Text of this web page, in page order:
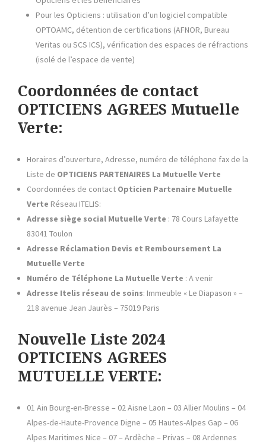
Pour les Opticiens : utilisation d’un logiciel compatible
OPTOAMC, détention de certifications (AFNOR, Bureau
Veritas ou SCS ICS), vérification des espaces de réfractions
(isolé de l’espace de vente)
Coordonnées de contact
OPTICIENS AGREES Mutuelle
Verte:
Horaires d’ouverture, Adresse, numéro de téléphone fax de la
Liste de OPTICIENS PARTENAIRES La Mutuelle Verte
Coordonnées de contact Opticien Partenaire Mutuelle
Verte Réseau ITELIS:
Adresse siège social Mutuelle Verte : 78 Cours Lafayette
83041 Toulon
Adresse Réclamation Devis et Remboursement La
Mutuelle Verte
Numéro de Téléphone La Mutuelle Verte : A venir
Adresse Itelis réseau de soins: Immeuble « Le Diapason » –
218 avenue Jean Jaurès – 75019 Paris
Nouvelle Liste 2024
OPTICIENS AGREES
MUTUELLE VERTE:
01 Ain Bourg-en-Bresse – 02 Aisne Laon – 03 Allier Moulins – 04
Alpes-de-Haute-Provence Digne – 05 Hautes-Alpes Gap – 06
Alpes Maritimes Nice – 07 – Ardèche – Privas – 08 Ardennes